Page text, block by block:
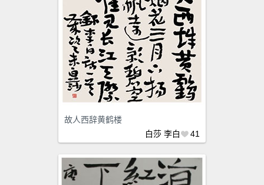
故人西辞黄鹤楼
白莎 李白 41